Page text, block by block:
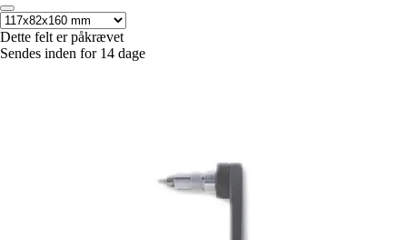
Dette felt er påkrævet
Sendes inden for 14 dage